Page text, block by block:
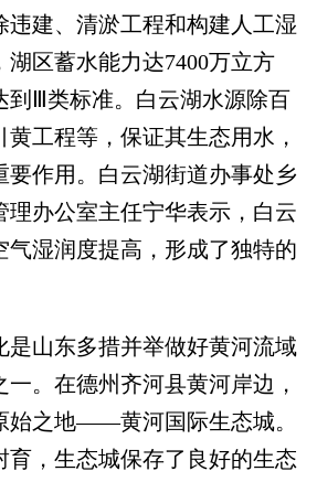
违建、清淤工程和构建人工湿
区蓄水能力达7400万立方
到Ⅲ类标准。白云湖水源除百
工程等，保证其生态用水，
要作用。白云湖街道办事处乡
理办公室主任宁华表示，白云
气湿润度提高，形成了独特的
山东多措并举做好黄河流域
。在德州齐河县黄河岸边，
始之地——黄河国际生态城。
育，生态城保存了良好的生态